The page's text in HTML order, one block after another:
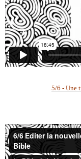
5/6 - Une